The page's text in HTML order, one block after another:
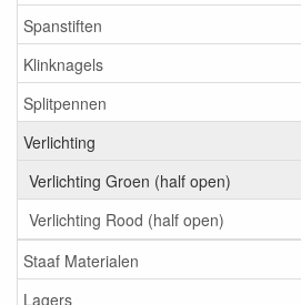
Spanstiften
Klinknagels
Splitpennen
Verlichting
Verlichting Groen (half open)
Verlichting Rood (half open)
Staaf Materialen
Lagers